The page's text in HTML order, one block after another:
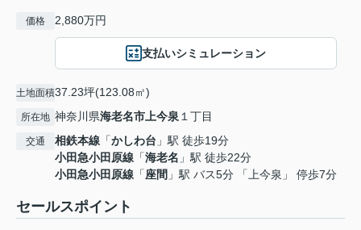
価格 2,880万円
支払いシミュレーション
土地面積37.23坪(123.08㎡)
所在地 神奈川県海老名市上今泉１丁目
交通 相鉄本線 「かしわ台 」駅 徒歩19分
小田急小田原線 「海老名 」駅 徒歩22分
小田急小田原線 「座間 」駅 バス5分 「上今泉」 停歩7分
セールスポイント